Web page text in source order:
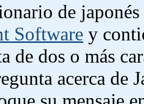
de
Software y
de dos o más
acerca de